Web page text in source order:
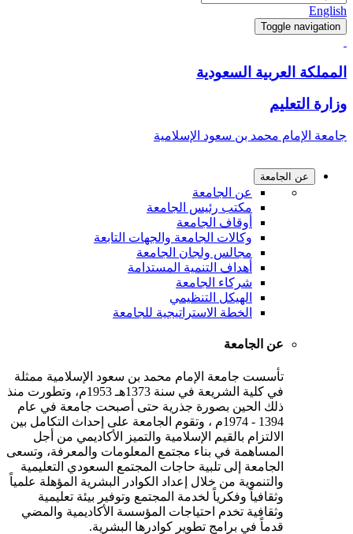
English
Toggle navigation
المملكة العربية السعودية
وزارة التعليم
جامعة الإمام محمد بن سعود الإسلامية
عن الجامعة
عن الجامعة
مكتب رئيس الجامعة
أوقاف الجامعة
وكالات الجامعة والجهات التابعة
مجالس ولجان الجامعة
أهداف التنمية المستدامة
شركاء الجامعة
الهيكل التنظيمي
الخطة الاستراتيجية للجامعة
عن الجامعة
تأسست جامعة الإمام محمد بن سعود الإسلامية ممثلة
في كلية الشريعة في سنة 1373هـ 1953م، وتطورت منذ
ذلك الحين بصورة جذرية حتى أصبحت جامعة في عام
1394 - 1974م ، وتقوم الجامعة على إحداث التكامل بين
الالتزام بالقيم الإسلامية والتميز الأكاديمي من أجل
المساهمة في بناء مجتمع المعلومات والمعرفة، وتسعى
الجامعة إلى تلبية حاجات المجتمع السعودي التعليمية
والتنموية من خلال إعداد الكوادر البشرية المؤهلة علمياً
وثقافياً وفكرياً لخدمة المجتمع وتوفير بيئة تعليمية
وثقافية تخدم احتياجات المؤسسة الأكاديمية والمضي
قدماً في برامج تطوير كوادرها البشرية.